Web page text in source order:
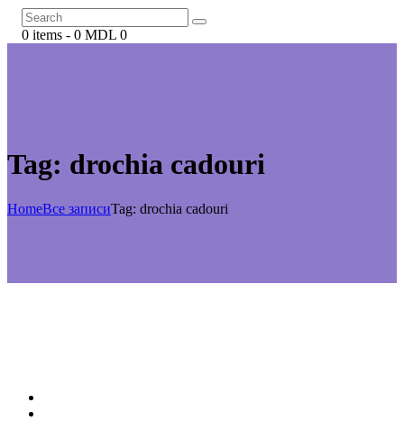
0 items - 0 MDL 0
Tag: drochia cadouri
HomeВсе записиTag: drochia cadouri